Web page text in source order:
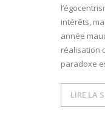
intérêts,
année
réalisation
paradoxe
LIRE LA